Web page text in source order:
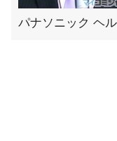
パナソニック ヘ